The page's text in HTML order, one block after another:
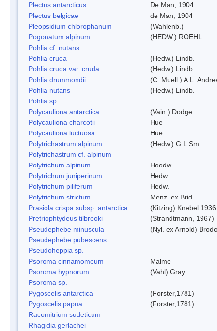
Plectus antarcticus
De Man, 1904
Plectus belgicae
de Man, 1904
Pleopsidium chlorophanum
(Wahlenb.)
Pogonatum alpinum
(HEDW.) ROEHL.
Pohlia cf. nutans
Pohlia cruda
(Hedw.) Lindb.
Pohlia cruda var. cruda
(Hedw.) Lindb.
Pohlia drummondii
(C. Muell.) A.L.
Pohlia nutans
(Hedw.) Lindb.
Pohlia sp.
Polycauliona antarctica
(Vain.) Dodge
Polycauliona charcotii
Hue
Polycauliona luctuosa
Hue
Polytrichastrum alpinum
(Hedw.) G.L.Sm.
Polytrichastrum cf. alpinum
Polytrichum alpinum
Heedw.
Polytrichum juniperinum
Hedw.
Polytrichum piliferum
Hedw.
Polytrichum strictum
Menz. ex Brid.
Prasiola crispa subsp. antarctica
(Kitzing) Knebel 1936
Pretriophtydeus tilbrooki
(Strandtmann, 1967)
Pseudephebe minuscula
(Nyl. ex Arnold)
Pseudephebe pubescens
Pseudoheppia sp.
Psoroma cinnamomeum
Malme
Psoroma hypnorum
(Vahl) Gray
Psoroma sp.
Pygoscelis antarctica
(Forster,1781)
Pygoscelis papua
(Forster,1781)
Racomitrium sudeticum
Rhagidia gerlachei